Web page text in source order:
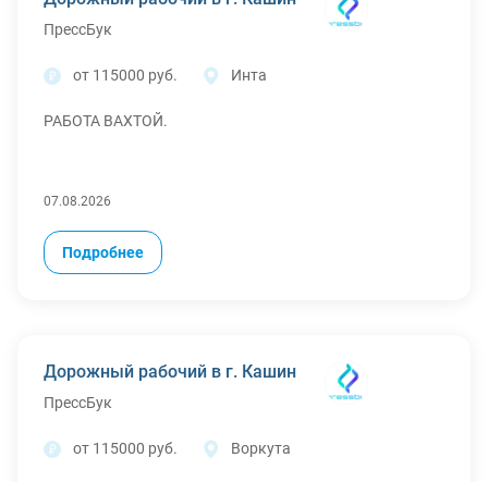
ПрессБук
от 115000 руб. Инта
РАБОТА ВАХТОЙ.
Подробнее
07.08.2026
Дорожный рабочий в г. Кашин
ПрессБук
от 115000 руб. Воркута